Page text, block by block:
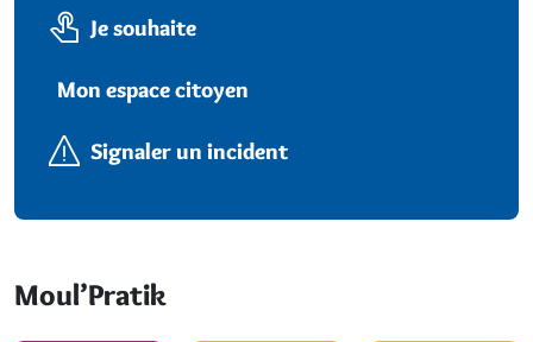
Je souhaite
Mon espace citoyen
Signaler un incident
Moul’Pratik